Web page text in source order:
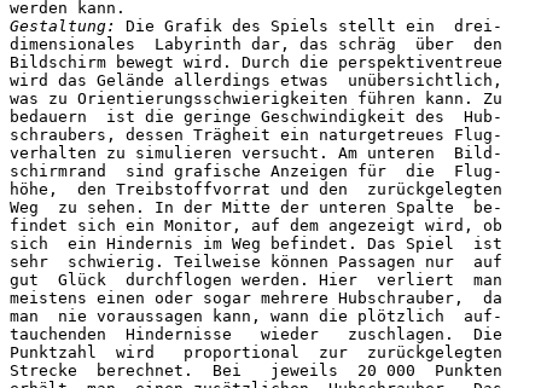
Gestaltung:
Die Grafik des Spiels stellt ein  drei-
dimensionales  Labyrinth dar, das schräg  über  den
Bildschirm bewegt wird. Durch die perspektiventreue
wird das Gelände allerdings etwas  unübersichtlich,
was zu Orientierungsschwierigkeiten führen kann. Zu
bedauern  ist die geringe Geschwindigkeit des  Hub-
schraubers, dessen Trägheit ein naturgetreues Flug-
verhalten zu simulieren versucht. Am unteren  Bild-
schirmrand  sind grafische Anzeigen für  die  Flug-
höhe,  den Treibstoffvorrat und den  zurückgelegten
Weg  zu sehen. In der Mitte der unteren Spalte  be-
findet sich ein Monitor, auf dem angezeigt wird, ob
sich  ein Hindernis im Weg befindet. Das Spiel  ist
sehr  schwierig. Teilweise können Passagen nur  auf
gut  Glück  durchflogen werden. Hier  verliert  man
meistens einen oder sogar mehrere Hubschrauber,  da
man  nie voraussagen kann, wann die plötzlich  auf-
tauchenden  Hindernisse   wieder   zuschlagen.  Die
Punktzahl  wird   proportional  zur  zurückgelegten
Strecke  berechnet.  Bei   jeweils  20 000  Punkten